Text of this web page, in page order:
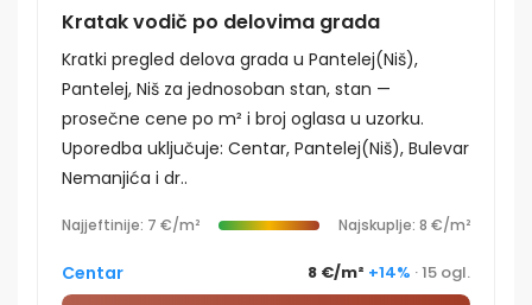
Kratak vodič po delovima grada
Kratki pregled delova grada u Pantelej(Niš),
Pantelej, Niš za jednosoban stan, stan —
prosečne cene po m² i broj oglasa u uzorku.
Uporedba uključuje: Centar, Pantelej(Niš), Bulevar
Nemanjića i dr..
Najjeftinije: 7 €/m² Najskuplje: 8 €/m²
Centar 8 €/m² +14% · 15 ogl.